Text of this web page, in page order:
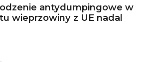
antydumpingowe w
wieprzowiny z UE nadal